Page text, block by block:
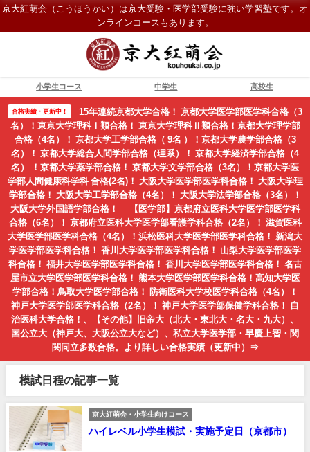
京大紅萌会（こうほうかい）は京大受験・医学部受験に強い学習塾です。オ
ンラインコースもあります。
小学生コース 中学生 高校生
合格実績・更新中！
15年連続京都大学合格！ 京都大学医学部医学科合格（3
名）！東京大学理科Ⅰ類合格！ 東京大学理科Ⅱ類合格！京都大学理学部
合格（4名）！ 京都大学工学部合格（ 9名 ）！京都大学農学部合格（3
名）！ 京都大学総合人間学部合格（理系）！ 京都大学経済学部合格（4
名） ！京都大学薬学部合格！ 京都大学文学部合格（3名）！京都大学医
学部人間健康科学科 合格(2名)！ 大阪大学医学部医学科合格！ 大阪大学理
学部合格！ 大阪大学工学部合格（4名）！ 大阪大学法学部合格（3名）！
大阪大学外国語学部合格！ 【医学部】京都府立医科大学医学部医学科
合格（6名）！ 京都府立医科大学医学部看護学科合格（2名）！ 滋賀医科
大学医学部医学科合格（4名）！浜松医科大学医学部医学科合格！ 新潟大
学医学部医学科合格！ 香川大学医学部医学科合格！ 山梨大学医学部医学
科合格！ 福井大学医学部医学科合格！ 香川大学医学部医学科合格！ 名古
屋市立大学医学部医学科合格！ 熊本大学医学部医学科合格！高知大学医
学部合格！鳥取大学医学部合格！ 防衛医科大学校医学科合格（4名）！
神戸大学医学部医学科合格（2名）！ 神戸大学医学部保健学科合格！ 自
治医科大学合格！、【その他】旧帝大（北大・東北大・名大・九大）、
国公立大（神戸大、大阪公立大など）、私立大学医学部・早慶上智・関
関同立多数合格。より詳しい合格実績（更新中）⇒
模試日程の記事一覧
京大紅萌会・小学生向けコース
ハイレベル小学生模試・実施予定日（京都市）